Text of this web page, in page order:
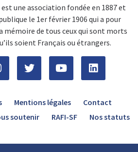
est une association fondée en 1887 et
le 1er février 1906 qui a pour
mémoire de tous ceux qui sont morts
soient Français ou étrangers.
Mentions légales
Contact
soutenir RAFI-SF Nos statuts